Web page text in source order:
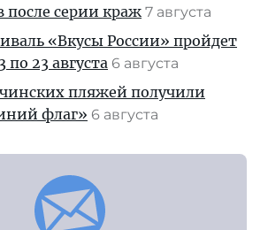
после серии краж 7 августа
«Вкусы России» пройдет
по 23 августа 6 августа
пляжей получили
флаг» 6 августа